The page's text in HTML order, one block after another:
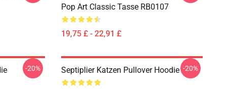
Pop Art Classic Tasse RB0107
19,75 £ - 22,91 £
-20% Septiplier Katzen Pullover Hoodie -20%